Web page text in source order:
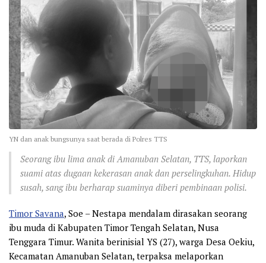
YN dan anak bungsunya saat berada di Polres TTS
Seorang ibu lima anak di Amanuban Selatan, TTS, laporkan
suami atas dugaan kekerasan anak dan perselingkuhan. Hidup
susah, sang ibu berharap suaminya diberi pembinaan polisi.
Timor Savana, Soe – Nestapa mendalam dirasakan seorang
ibu muda di Kabupaten Timor Tengah Selatan, Nusa
Tenggara Timur. Wanita berinisial YS (27), warga Desa Oekiu,
Kecamatan Amanuban Selatan, terpaksa melaporkan